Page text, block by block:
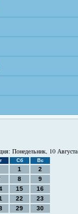
Понедельник, 10 Августа
Сб Вс
1
2
8
9
15
16
22
23
29
30